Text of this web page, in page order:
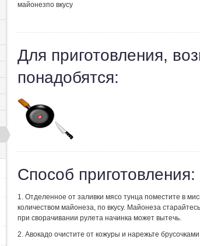
майонезпо вкусу
Для приготовления,
понадобятся:
Способ приготовления:
1. Отделенное от заливки мясо тунца поместите в
количеством майонеза, по вкусу. Майонеза
при сворачивании рулета начинка может вытечь.
2. Авокадо очистите от кожуры и нарежьте